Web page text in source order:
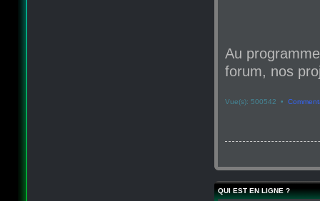
Au
forum, nos
Vue(s): 500542 •
QUI EST EN LIGNE ?